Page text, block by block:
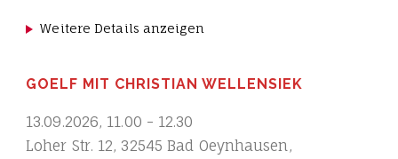
Weitere Details anzeigen
GOELF MIT CHRISTIAN WELLENSIEK
13.09.2026, 11.00 - 12.30
Loher Str. 12, 32545 Bad Oeynhausen,